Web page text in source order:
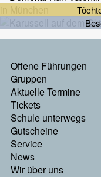
Links
Offene Führungen
Gruppen
Aktuelle Termine
Tickets
Schule unterwegs
Gutscheine
Service
News
Wir über uns